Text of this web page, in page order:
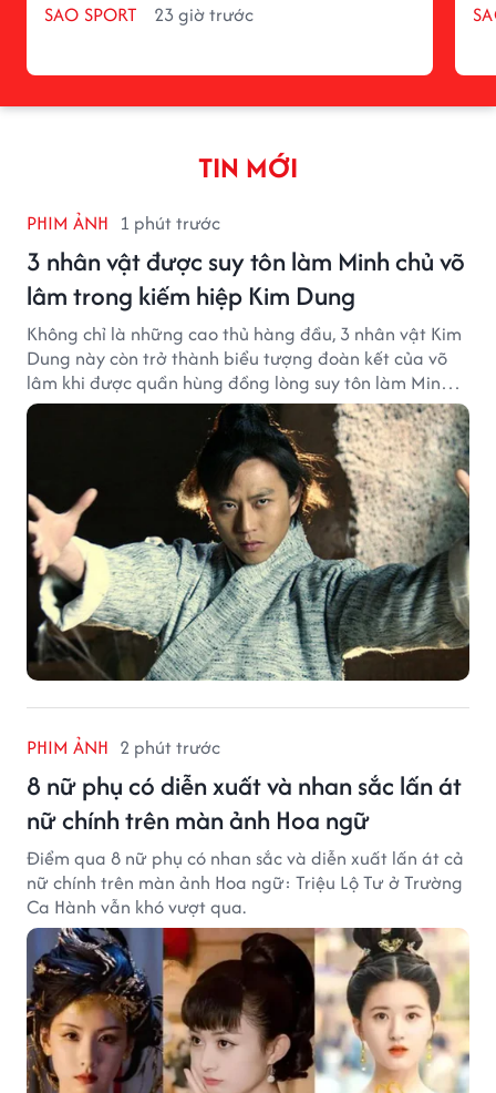
SAO SPORT 23 giờ trước
TIN MỚI
PHIM ẢNH 1 phút trước
3 nhân vật được suy tôn làm Minh chủ võ
lâm trong kiếm hiệp Kim Dung
Không chỉ là những cao thủ hàng đầu, 3 nhân vật Kim
Dung này còn trở thành biểu tượng đoàn kết của võ
lâm khi được quần hùng đồng lòng suy tôn làm Minh
chủ.
PHIM ẢNH 2 phút trước
8 nữ phụ có diễn xuất và nhan sắc lấn át
nữ chính trên màn ảnh Hoa ngữ
Điểm qua 8 nữ phụ có nhan sắc và diễn xuất lấn át cả
nữ chính trên màn ảnh Hoa ngữ: Triệu Lộ Tư ở Trường
Ca Hành vẫn khó vượt qua.